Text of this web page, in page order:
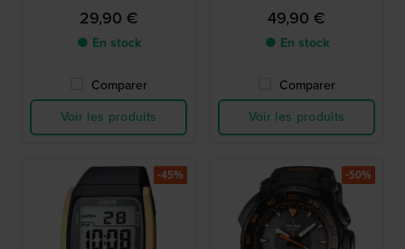
29,90 €
● En stock
Comparer
Voir les produits
inoxydable
49,90 €
● En stock
Comparer
Voir les produits
-45% -50%